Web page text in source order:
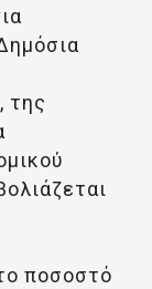
της
ποσοστό